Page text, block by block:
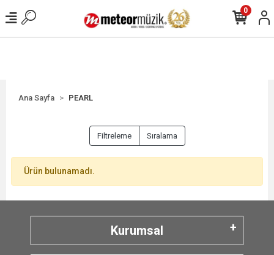
0
Ana Sayfa PEARL
Filtreleme Sıralama
Ürün bulunamadı.
Kurumsal